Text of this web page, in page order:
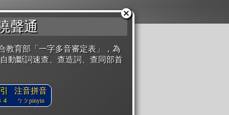
聲通
教育部「一字多音審定表」，為
動斷詞速查、查造詞、查同部首
４
注音拼音
ㄅㄆpinyin